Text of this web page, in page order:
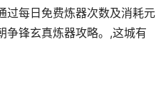
过每日免费炼器次数及消耗元
争锋玄真炼器攻略。,这城有